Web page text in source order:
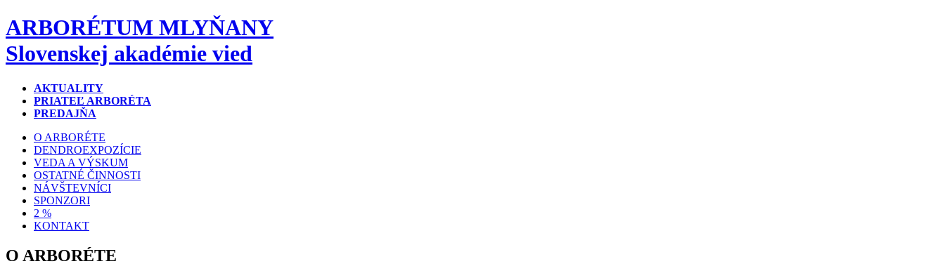
ARBORÉTUM MLYŇANY
Slovenskej akadémie vied
AKTUALITY
PRIATEĽ ARBORÉTA
PREDAJŇA
O ARBORÉTE
DENDROEXPOZÍCIE
VEDA A VÝSKUM
OSTATNÉ ČINNOSTI
NÁVŠTEVNÍCI
SPONZORI
2 %
KONTAKT
O ARBORÉTE